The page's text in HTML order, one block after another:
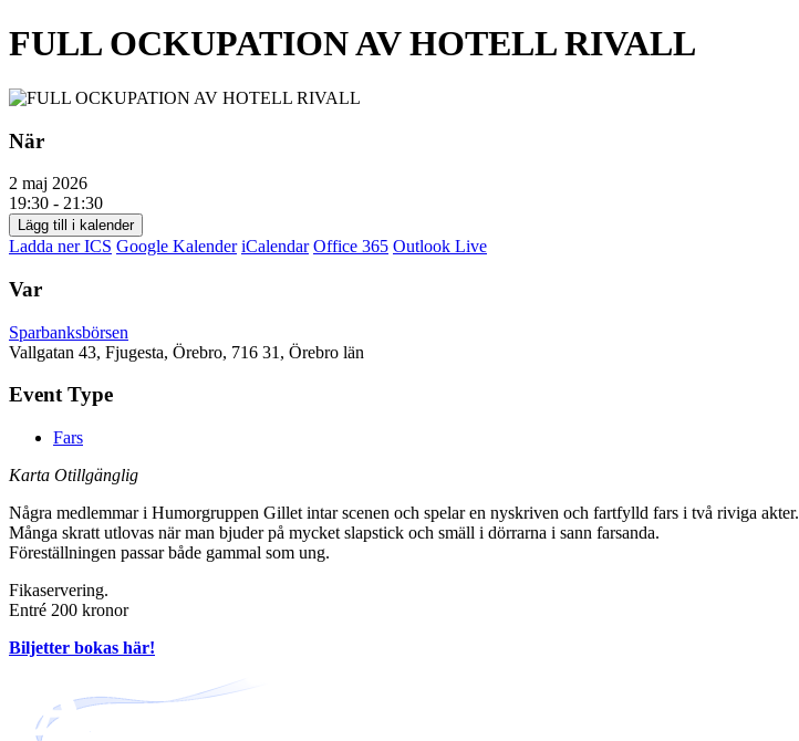
FULL OCKUPATION AV HOTELL RIVALL
När
2 maj 2026
19:30 - 21:30
Lägg till i kalender
Ladda ner ICS Google Kalender iCalendar Office 365 Outlook Live
Var
Sparbanksbörsen
Vallgatan 43, Fjugesta, Örebro, 716 31, Örebro län
Event Type
Fars
Karta Otillgänglig
Några medlemmar i Humorgruppen Gillet intar scenen och spelar en nyskriven och fartfylld fars i två riviga akter.
Många skratt utlovas när man bjuder på mycket slapstick och smäll i dörrarna i sann farsanda.
Föreställningen passar både gammal som ung.
Fikaservering.
Entré 200 kronor
Biljetter bokas här!